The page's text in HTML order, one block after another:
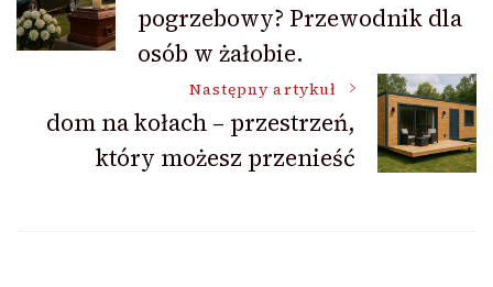
wpisupogrzebowy? Przewodnik dla
osób w żałobie.
Następny artykuł
dom na kołach – przestrzeń,
który możesz przenieść